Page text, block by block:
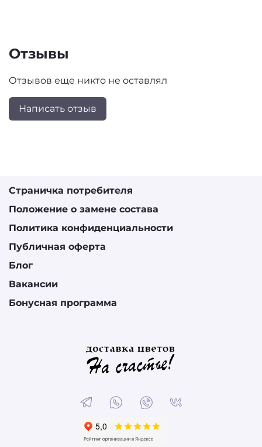
Отзывы
Отзывов еще никто не оставлял
Написать отзыв
Страничка потребителя
Положение о замене состава
Политика конфиденциальности
Публичная оферта
Блог
Вакансии
Бонусная программа